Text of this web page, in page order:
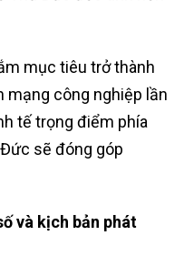
mục tiêu trở thành
mạng công nghiệp lần
tế trọng điểm phía
sẽ đóng góp
và kịch bản phát